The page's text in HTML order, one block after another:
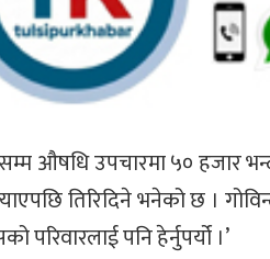
औषधि उपचारमा ५० हजार
तिरिदिने भनेको छ ।
परिवारलाई पनि हेर्नुपर्यो ।’